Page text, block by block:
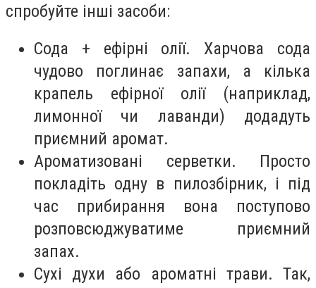
спробуйте інші засоби:
Сода + ефірні олії. Харчова сода
чудово поглинає запахи, а кілька
крапель ефірної олії (наприклад,
лимонної чи лаванди) додадуть
приємний аромат.
Ароматизовані серветки. Просто
покладіть одну в пилозбірник, і під
час прибирання вона поступово
розповсюджуватиме приємний
запах.
Сухі духи або ароматні трави. Так,